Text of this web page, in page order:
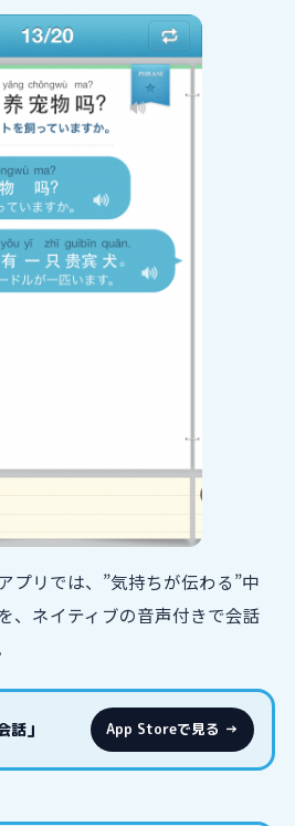
プリでは、”気持ちが伝わる”中
、ネイティブの音声付きで会話
話」 App Storeで見る →